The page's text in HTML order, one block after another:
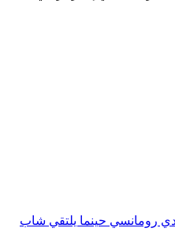
رومانسي حينما يلتقي شاب